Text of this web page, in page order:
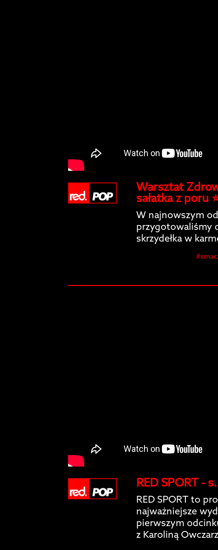
Warsztat
sałatka z poru
W najnowszym
przygotowaliśmy
skrzydełka w
RED SPORT -
RED SPORT to
najważniejsze
pierwszym
z Karoliną